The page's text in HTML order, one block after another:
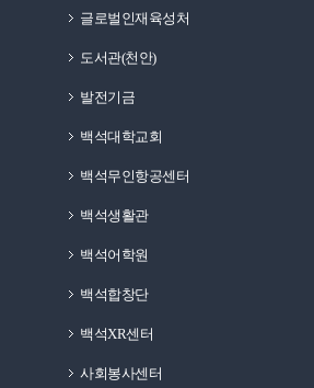
글로벌인재육성처
도서관(천안)
발전기금
백석대학교회
백석무인항공센터
백석생활관
백석어학원
백석합창단
백석XR센터
사회봉사센터